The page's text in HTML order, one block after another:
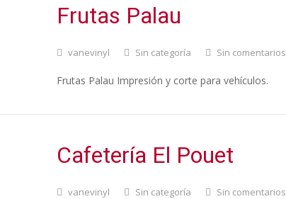
Frutas Palau
vanevinyl Sin categoría Sin comentarios
Frutas Palau Impresión y corte para vehículos.
Cafetería El Pouet
vanevinyl Sin categoría Sin comentarios